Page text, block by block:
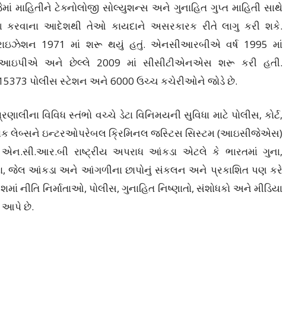
માહિતીને ટેક્નોલોજી સોલ્યુશન્સ અને ગુનાહિત ગુપ્ત માહિતી સાથે
કરવાના આદેશથી તેઓ કાયદાને અસરકારક રીતે લાગુ કરી શકે.
1971 માં શરૂ થયું હતું. એનસીઆરબીએ વર્ષ 1995 માં
અને છેલ્લે 2009 માં સીસીટીએનએસ શરૂ કરી હતી.
પોલીસ સ્ટેશન અને 6000 ઉચ્ચ કચેરીઓને જોડે છે.
વિવિધ સ્તંભો વચ્ચે ડેટા વિનિમયની સુવિધા માટે પોલીસ, કોર્ટ,
લેબ્સને ઇન્ટરઓપરેબલ ક્રિમિનલ જસ્ટિસ સિસ્ટમ (આઇસીજેએસ)
એન.સી.આર.બી રાષ્ટ્રીય અપરાધ આંકડા એટલે કે ભારતમાં ગુના,
જેલ આંકડા અને આંગળીના છાપોનું સંકલન અને પ્રકાશિત પણ કરે
નીતિ નિર્માતાઓ, પોલીસ, ગુનાહિત નિષ્ણાતો, સંશોધકો અને મીડિયા
આપે છે.